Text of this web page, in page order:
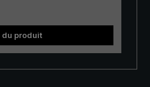
la vie. La toile de
polyester précieux
une taille agréable. Pour
tape terre, on utilise un
précieux cuir de bœuf teint
du produit